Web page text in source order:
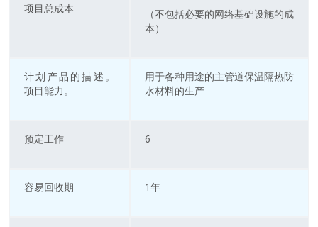
项目总成本
（不包括必要的网络基础设施的成
本）
计划产品的描述。
项目能力。
用于各种用途的主管道保温隔热防
水材料的生产
预定工作 6
容易回收期 1年